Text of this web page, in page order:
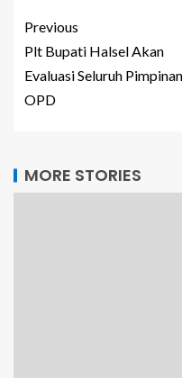
Previous
Plt Bupati Halsel Akan
Evaluasi Seluruh Pimpinan
OPD
MORE STORIES